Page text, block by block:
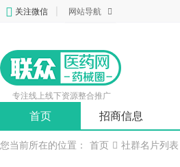
关注微信 网站导航
专注线上线下资源整合推广
首页 招商信息
您当前所在的位置： 首页 社群名片列表